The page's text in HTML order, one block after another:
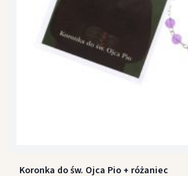
Koronka do św. Ojca Pio + różaniec